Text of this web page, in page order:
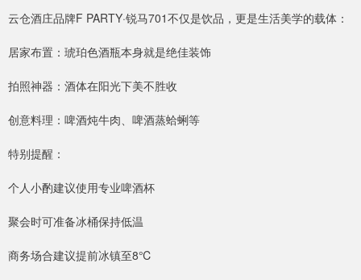
云仓酒庄品牌F PARTY·锐马701不仅是饮品，更是生活美学的载体：
居家布置：琥珀色酒瓶本身就是绝佳装饰
拍照神器：酒体在阳光下美不胜收
创意料理：啤酒炖牛肉、啤酒蒸蛤蜊等
特别提醒：
个人小酌建议使用专业啤酒杯
聚会时可准备冰桶保持低温
商务场合建议提前冰镇至8℃